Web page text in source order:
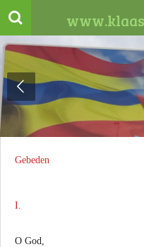
Ga
naar
hoofdinhoud
Gebeden
I.
O God,